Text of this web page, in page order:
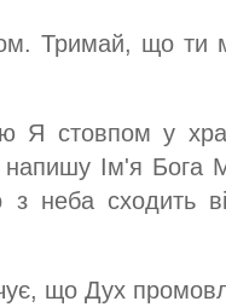
Тримай, що ти
Я стовпом у
напишу Ім'я Бога
неба сходить
що Дух